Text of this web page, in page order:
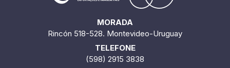
MORADA
Rincón 518-528. Montevideo-Uruguay
TELEFONE
(598) 2915 3838